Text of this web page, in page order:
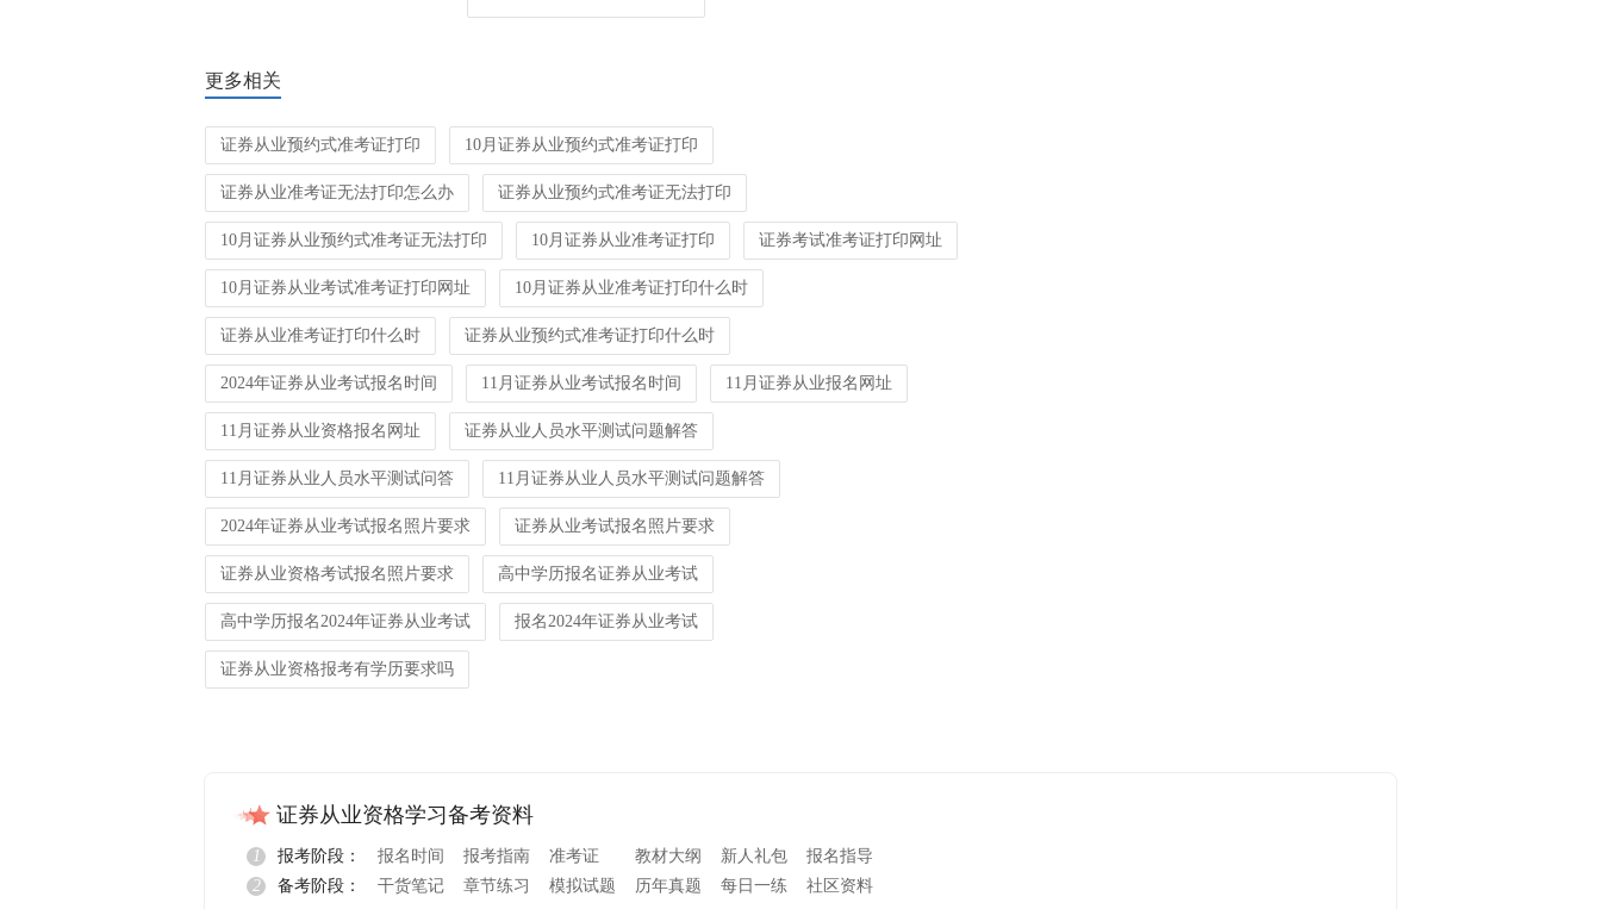
更多相关
证券从业预约式准考证打印 10月证券从业预约式准考证打印
证券从业准考证无法打印怎么办 证券从业预约式准考证无法打印
10月证券从业预约式准考证无法打印 10月证券从业准考证打印 证券考试准考证打印网址
10月证券从业考试准考证打印网址 10月证券从业准考证打印什么时
证券从业准考证打印什么时 证券从业预约式准考证打印什么时
2024年证券从业考试报名时间 11月证券从业考试报名时间 11月证券从业报名网址
11月证券从业资格报名网址 证券从业人员水平测试问题解答
11月证券从业人员水平测试问答 11月证券从业人员水平测试问题解答
2024年证券从业考试报名照片要求 证券从业考试报名照片要求
证券从业资格考试报名照片要求 高中学历报名证券从业考试
高中学历报名2024年证券从业考试 报名2024年证券从业考试
证券从业资格报考有学历要求吗
证券从业资格学习备考资料
1 报考阶段： 报名时间 报考指南 准考证 教材大纲 新人礼包
报名指导
2
备考阶段： 干货笔记 章节练习 模拟试题 历年真题 每日一练 社区资料